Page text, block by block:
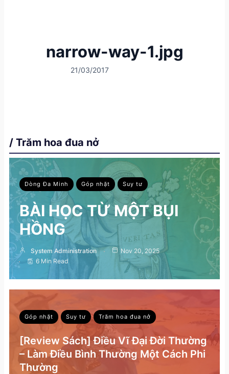
narrow-way-1.jpg
21/03/2017
/ Trăm hoa đua nở
Dòng Đa Minh Góp nhặt Suy tư
BÀI HỌC TỪ MỘT BỤI
HỒNG
System Administration
Nov 20, 2025
6 Min Read
Góp nhặt Suy tư Trăm hoa đua nở
[Review Sách] Điều Vĩ Đại Đời Thường
– Làm Điều Bình Thường Một Cách Phi
Thường